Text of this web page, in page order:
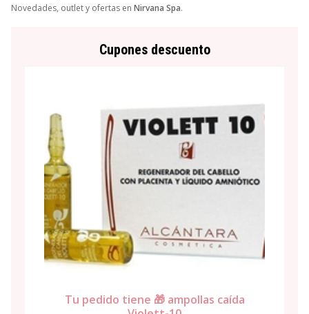
Novedades, outlet y ofertas en Nirvana Spa.
Cupones descuento
Tu pedido tiene 🎁 ampollas caída